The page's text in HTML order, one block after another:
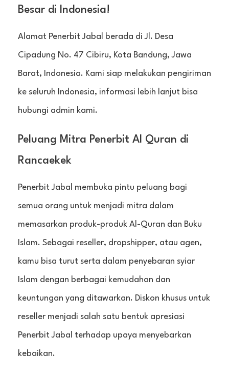
Besar di Indonesia!
Alamat Penerbit Jabal berada di Jl. Desa
Cipadung No. 47 Cibiru, Kota Bandung, Jawa
Barat, Indonesia. Kami siap melakukan pengiriman
ke seluruh Indonesia, informasi lebih lanjut bisa
hubungi admin kami.
Peluang Mitra Penerbit Al Quran di
Rancaekek
Penerbit Jabal membuka pintu peluang bagi
semua orang untuk menjadi mitra dalam
memasarkan produk-produk Al-Quran dan Buku
Islam. Sebagai reseller, dropshipper, atau agen,
kamu bisa turut serta dalam penyebaran syiar
Islam dengan berbagai kemudahan dan
keuntungan yang ditawarkan. Diskon khusus untuk
reseller menjadi salah satu bentuk apresiasi
Penerbit Jabal terhadap upaya menyebarkan
kebaikan.